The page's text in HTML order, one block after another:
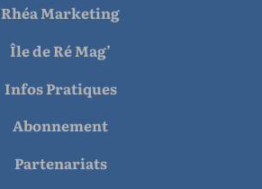
Rhéa Marketing
Île de Ré Mag’
Infos Pratiques
Abonnement
Partenariats